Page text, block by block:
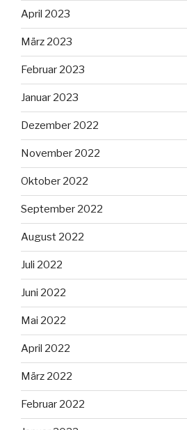
April 2023
März 2023
Februar 2023
Januar 2023
Dezember 2022
November 2022
Oktober 2022
September 2022
August 2022
Juli 2022
Juni 2022
Mai 2022
April 2022
März 2022
Februar 2022